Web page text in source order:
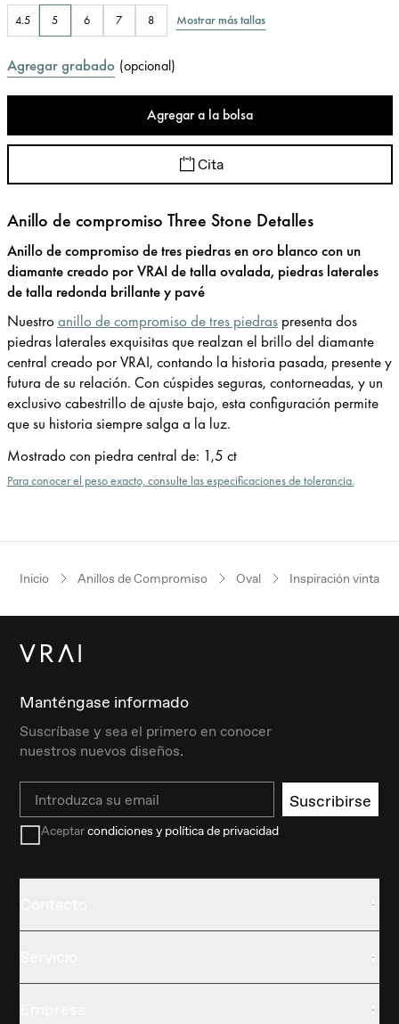
4.5 5 6 7 8 Mostrar más tallas
Agregar grabado (opcional)
Agregar a la bolsa
Cita
Anillo de compromiso Three Stone Detalles
Anillo de compromiso de tres piedras en oro blanco con un
diamante creado por VRAI de talla ovalada, piedras laterales
de talla redonda brillante y pavé
Nuestroanillo de compromiso de tres piedraspresenta dos
piedras laterales exquisitas que realzan el brillo del diamante
central creado por VRAI, contando la historia pasada, presente y
futura de su relación. Con cúspides seguras, contorneadas, y un
exclusivo cabestrillo de ajuste bajo, esta configuración permite
que su historia siempre salga a la luz.
Mostrado con piedra central de: 1,5 ct
Para conocer el peso exacto, consulte las especificaciones de tolerancia.
Inicio Anillos de Compromiso Oval Inspiración vintage
Manténgase informado
Suscríbase y sea el primero en conocer
nuestros nuevos diseños.
Email Suscribirse
Aceptarcondiciones y política de privacidad